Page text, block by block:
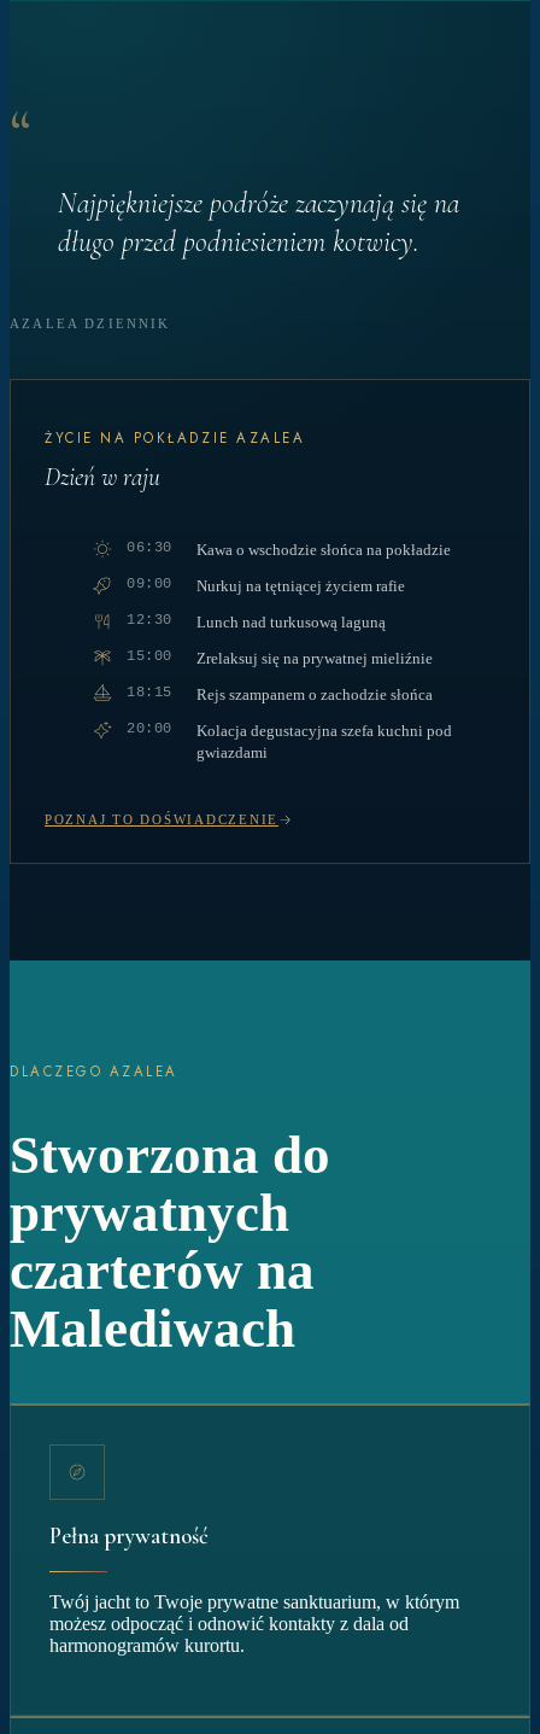
“
Najpiękniejsze podróże zaczynają się na
długo przed podniesieniem kotwicy.
AZALEA DZIENNIK
ŻYCIE NA POKŁADZIE AZALEA
Dzień w raju
06:30 Kawa o wschodzie słońca na pokładzie
09:00 Nurkuj na tętniącej życiem rafie
12:30 Lunch nad turkusową laguną
15:00 Zrelaksuj się na prywatnej mieliźnie
18:15 Rejs szampanem o zachodzie słońca
20:00
Kolacja degustacyjna szefa kuchni pod
gwiazdami
POZNAJ TO DOŚWIADCZENIE
DLACZEGO AZALEA
Stworzona do
prywatnych
czarterów na
Malediwach
Pełna prywatność
Twój jacht to Twoje prywatne sanktuarium, w którym
możesz odpocząć i odnowić kontakty z dala od
harmonogramów kurortu.